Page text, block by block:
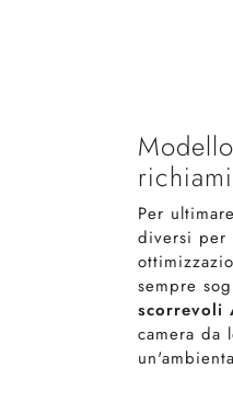
Per
diversi per
sempre
scorrevoli
camera da